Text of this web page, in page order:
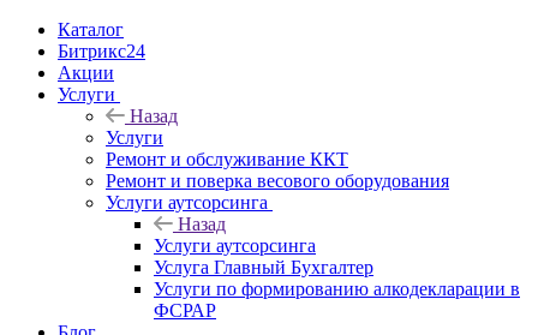
Каталог
Битрикс24
Акции
Услуги
Назад
Услуги
Ремонт и обслуживание ККТ
Ремонт и поверка весового оборудования
Услуги аутсорсинга
Назад
Услуги аутсорсинга
Услуга Главный Бухгалтер
Услуги по формированию алкодекларации в
ФСРАР